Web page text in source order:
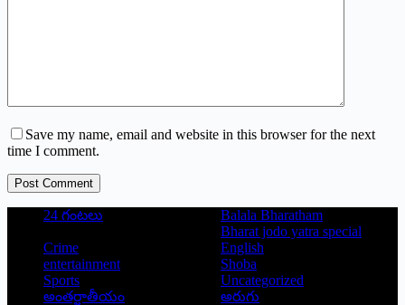
Save my name, email and website in this browser for the next
time I comment.
Post Comment
24 గంటలు
Balala Bharatham
Bharat jodo yatra special
Crime
English
entertainment
Shoba
Sports
Uncategorized
అంతర్జాతీయం
అరుగు